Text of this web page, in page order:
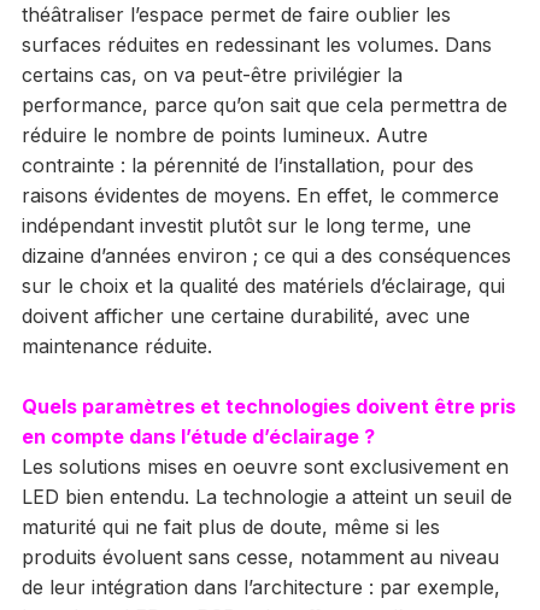
théâtraliser l’espace permet de faire oublier les
surfaces réduites en redessinant les volumes. Dans
certains cas, on va peut-être privilégier la
performance, parce qu’on sait que cela permettra de
réduire le nombre de points lumineux. Autre
contrainte : la pérennité de l’installation, pour des
raisons évidentes de moyens. En effet, le commerce
indépendant investit plutôt sur le long terme, une
dizaine d’années environ ; ce qui a des conséquences
sur le choix et la qualité des matériels d’éclairage, qui
doivent afficher une certaine durabilité, avec une
maintenance réduite.
Quels paramètres et technologies doivent être pris
en compte dans l’étude d’éclairage ?
Les solutions mises en oeuvre sont exclusivement en
LED bien entendu. La technologie a atteint un seuil de
maturité qui ne fait plus de doute, même si les
produits évoluent sans cesse, notamment au niveau
de leur intégration dans l’architecture : par exemple,